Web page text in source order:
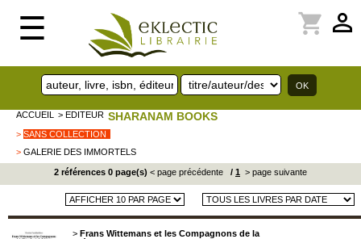
☰ perm_identity
shopping_cart
ACCUEIL > EDITEUR SHARANAM BOOKS
> SANS COLLECTION
> GALERIE DES IMMORTELS
2 références 0 page(s) < page précédente / 1 > page suivante
> Frans Wittemans et les Compagnons de la